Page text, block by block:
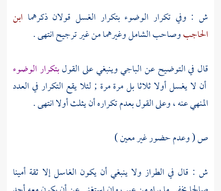
ش : وفي تكرار الوضوء بتكرار الغسل قولان ذكرهما ابن
الحاجبوصاحب الشامل وغيرهما من غير ترجيح انتهى .
قال في التوضيح عنالباجيوينبغي على القولبتكرار الوضوء
أن لا يغسل أولا ثلاثا بل مرة مرة ; لئلا يقع التكرار في العدد
المنهي عنه ، وعلى القول بعدم تكراره أن يثلث أولا انتهى .
ص ( وعدم حضور غير معين )
ش : قال في الطراز ولا ينبغي أن يكون الغاسل إلا ثقة أمينا